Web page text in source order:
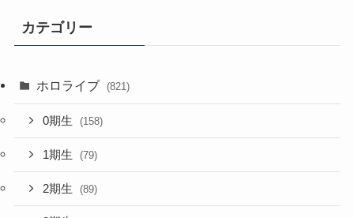
カテゴリー
ホロライブ (821)
0期生 (158)
1期生 (79)
2期生 (89)